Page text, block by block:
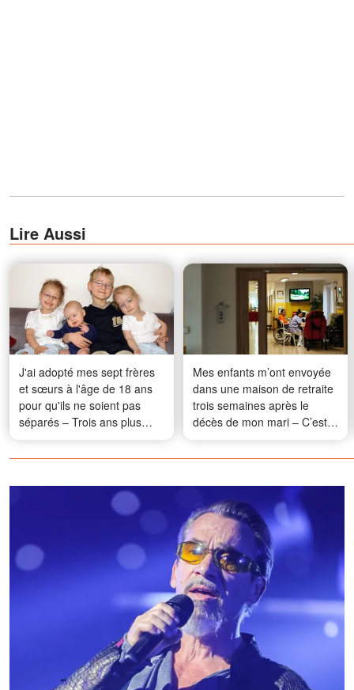
Lire Aussi
J'ai adopté mes sept frères
et sœurs à l'âge de 18 ans
pour qu'ils ne soient pas
séparés – Trois ans plus
tard, mon plus jeune frère
m'a remis une photo qui
réellement arrivé à nos
Mes enfants m’ont envoyée
dans une maison de retraite
trois semaines après le
décès de mon mari – C’est
alors qu’un inconnu est
arrivé et m’a dit : « Votre
la vérité. C’est moi qu’il a
envoyé à sa place. »